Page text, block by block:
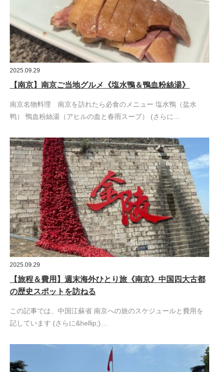
2025.09.29
【南京】南京ご当地グルメ《塩水鴨＆鴨血粉絲湯》
南京名物料理 南京を訪れたら必食のメニュー 塩水鴨（盐水
鸭） 鴨血粉絲湯（アヒルの血と春雨スープ） (さらに…
2025.09.29
【旅程＆費用】週末海外ひとり旅《南京》中国四大古都
の歴史スポットを訪ねる
この記事では、中国江蘇省 南京への旅のスケジュールと費用を
記しています (さらに&hellip;)…